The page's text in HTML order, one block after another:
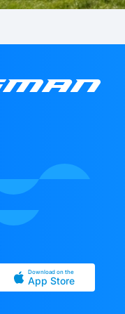
Download on the
App Store